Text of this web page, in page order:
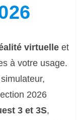
virtuelleet
à votre usage.
2026
3 et 3S,